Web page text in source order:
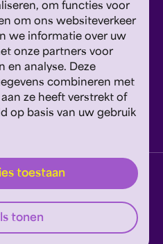
om functies voor
om ons websiteverkeer
we informatie over uw
onze partners voor
en analyse. Deze
combineren met
ze heeft verstrekt of
op basis van uw gebruik
toestaan
tonen
door reCAPTCHA en
Servicevoorwaarden
ons!
cookies wijzigen
© philzuid